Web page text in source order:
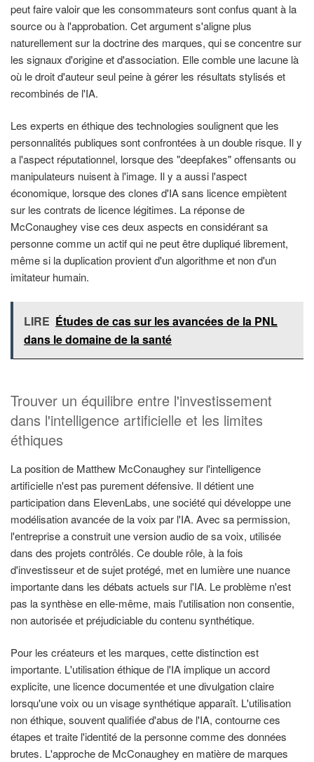
peut faire valoir que les consommateurs sont confus quant à la
source ou à l'approbation. Cet argument s'aligne plus
naturellement sur la doctrine des marques, qui se concentre sur
les signaux d'origine et d'association. Elle comble une lacune là
où le droit d'auteur seul peine à gérer les résultats stylisés et
recombinés de l'IA.
Les experts en éthique des technologies soulignent que les
personnalités publiques sont confrontées à un double risque. Il y
a l'aspect réputationnel, lorsque des "deepfakes" offensants ou
manipulateurs nuisent à l'image. Il y a aussi l'aspect
économique, lorsque des clones d'IA sans licence empiètent
sur les contrats de licence légitimes. La réponse de
McConaughey vise ces deux aspects en considérant sa
personne comme un actif qui ne peut être dupliqué librement,
même si la duplication provient d'un algorithme et non d'un
imitateur humain.
LIRE Études de cas sur les avancées de la PNL
dans le domaine de la santé
Trouver un équilibre entre l'investissement
dans l'intelligence artificielle et les limites
éthiques
La position de Matthew McConaughey sur l'intelligence
artificielle n'est pas purement défensive. Il détient une
participation dans ElevenLabs, une société qui développe une
modélisation avancée de la voix par l'IA. Avec sa permission,
l'entreprise a construit une version audio de sa voix, utilisée
dans des projets contrôlés. Ce double rôle, à la fois
d'investisseur et de sujet protégé, met en lumière une nuance
importante dans les débats actuels sur l'IA. Le problème n'est
pas la synthèse en elle-même, mais l'utilisation non consentie,
non autorisée et préjudiciable du contenu synthétique.
Pour les créateurs et les marques, cette distinction est
importante. L'utilisation éthique de l'IA implique un accord
explicite, une licence documentée et une divulgation claire
lorsqu'une voix ou un visage synthétique apparaît. L'utilisation
non éthique, souvent qualifiée d'abus de l'IA, contourne ces
étapes et traite l'identité de la personne comme des données
brutes. L'approche de McConaughey en matière de marques